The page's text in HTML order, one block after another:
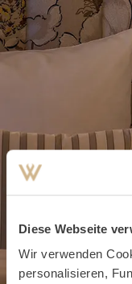
Diese Webseite
Wir verwenden
personalisieren,